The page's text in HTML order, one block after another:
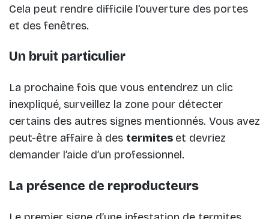
Cela peut rendre difficile l'ouverture des portes
et des fenêtres.
Un bruit particulier
La prochaine fois que vous entendrez un clic
inexpliqué, surveillez la zone pour détecter
certains des autres signes mentionnés. Vous avez
peut-être affaire à des termites et devriez
demander l’aide d’un professionnel.
La présence de reproducteurs